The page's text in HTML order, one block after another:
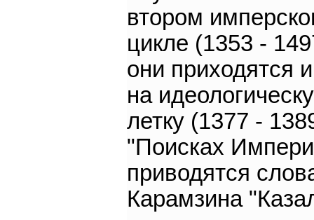
втором
цикле (1353 -
они приходятся
на
летку (1377 -
"Поисках
приводятся
Карамзина